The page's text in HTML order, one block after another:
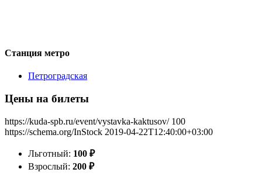
Станция метро
Петроградская
Цены на билеты
https://kuda-spb.ru/event/vystavka-kaktusov/ 100
https://schema.org/InStock 2019-04-22T12:40:00+03:00
Льготный: 100 ₽
Взрослый: 200 ₽